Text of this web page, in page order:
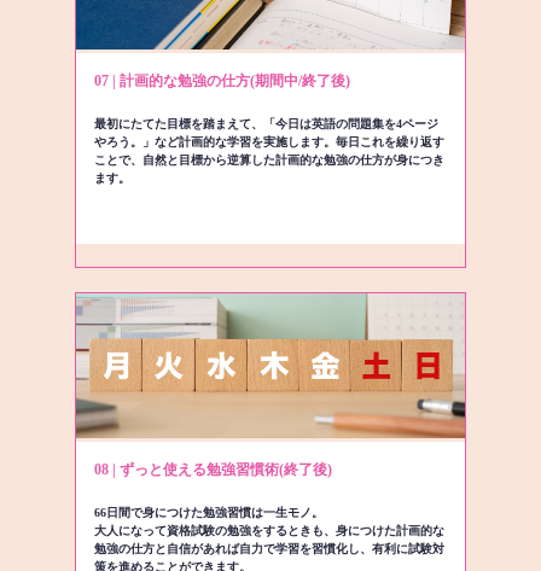
07 | 計画的な勉強の仕方(期間中/終了後)
最初にたてた目標を踏まえて、「今日は英語の問題集を4ページ
やろう。」など計画的な学習を実施します。毎日これを繰り返す
ことで、自然と目標から逆算した計画的な勉強の仕方が身につき
ます。
08 | ずっと使える勉強習慣術(終了後)
66日間で身につけた勉強習慣は一生モノ。
大人になって資格試験の勉強をするときも、身につけた計画的な
勉強の仕方と自信があれば自力で学習を習慣化し、有利に試験対
策を進めることができます。